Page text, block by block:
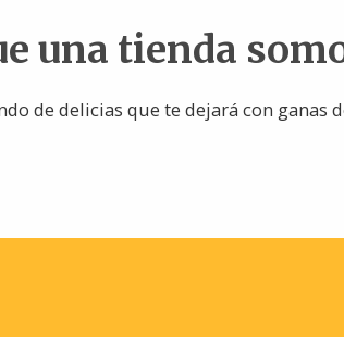
una tienda
de delicias que te dejará con ganas